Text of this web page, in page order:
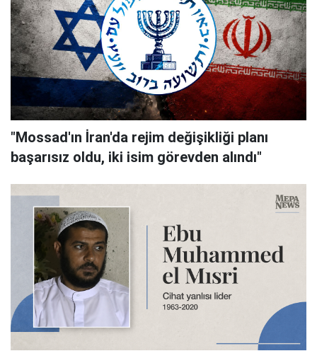
"Mossad'ın İran'da rejim değişikliği planı
başarısız oldu, iki isim görevden alındı"